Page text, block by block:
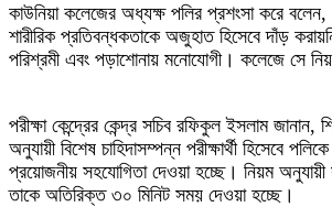
​কাউনিয়া কলেজের অধ্যক্ষ পলির প্রশংসা করে
শারীরিক প্রতিবন্ধকতাকে অজুহাত হিসেবে দাঁড়
পরিশ্রমী এবং পড়াশোনায় মনোযোগী। কলেজে সে
পরীক্ষা কেন্দ্রের কেন্দ্র সচিব রফিকুল ইসলাম জানান,
অনুযায়ী বিশেষ চাহিদাসম্পন্ন পরীক্ষার্থী হিসেবে
প্রয়োজনীয় সহযোগিতা দেওয়া হচ্ছে। নিয়ম অনুযায়ী
তাকে অতিরিক্ত ৩০ মিনিট সময় দেওয়া হচ্ছে।